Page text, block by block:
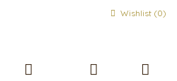
Wishlist (0)